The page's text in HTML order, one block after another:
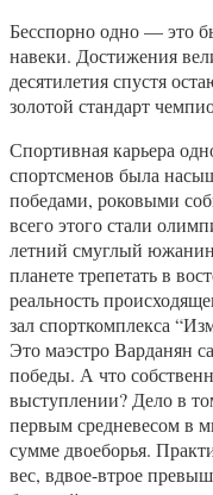
Бесспорно одно — это
навеки. Достижения
десятилетия спустя
золотой стандарт
Спортивная карьера
спортсменов была
победами, роковыми
всего этого стали
летний смуглый
планете трепетать в
реальность
зал спорткомплекса
Это маэстро Варданян
победы. А что
выступлении? Дело в
первым средневесом в
сумме двоеборья.
вес, вдвое-втрое